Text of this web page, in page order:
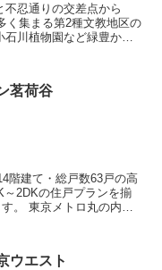
く集まる第2種文教地区の
茗荷谷
の内線
ウエスト